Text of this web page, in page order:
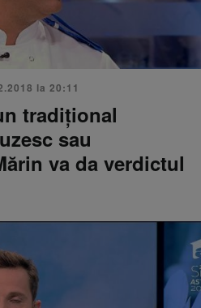
la 20:11
tradițional
sau
va da verdictul